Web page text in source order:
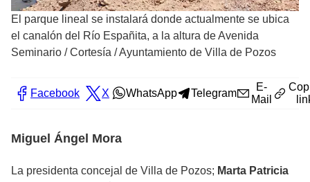
El parque lineal se instalará donde actualmente se ubica
el canalón del Río Españita, a la altura de Avenida
Seminario /Cortesía / Ayuntamiento de Villa de Pozos
Facebook X WhatsApp Telegram
E-
Mail
Miguel Ángel Mora
La presidenta concejal de Villa de Pozos; Marta Patricia